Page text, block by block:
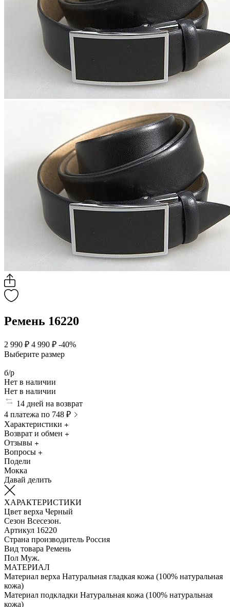
Ремень 16220
2 990 ₽ 4 990 ₽ -40%
Выберите размер
б/р
Нет в наличии
Нет в наличии
14 дней на возврат
4 платежа по 748 ₽
Характеристики
Возврат и обмен
Отзывы
Вопросы
Подели
Мокка
Давай делить
ХАРАКТЕРИСТИКИ
Цвет верха Черный
Сезон Всесезон.
Артикул 16220
Страна производитель Россия
Вид товара Ремень
Пол Муж.
МАТЕРИАЛ
Материал верха Натуральная гладкая кожа (100% натуральная
кожа)
Материал подкладки Натуральная кожа (100% натуральная
кожа)